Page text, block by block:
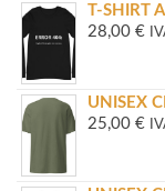
T-SHIRT
28,00 €
UNISEX
25,00 €